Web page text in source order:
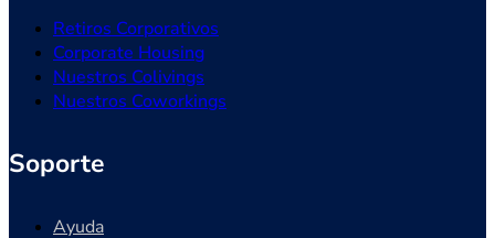
Retiros Corporativos
Corporate Housing
Nuestros Colivings
Nuestros Coworkings
Soporte
Ayuda